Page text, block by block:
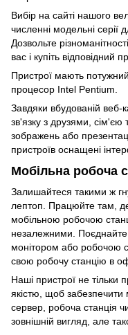
Вибір на сайті нашого
численні модельні серії
Дозвольте
вас і купіть відповідний
Пристрої мають
процесор Intel Pentium.
Завдяки вбудованій
зв'язку з друзями,
зображень або
пристроїв оснащені
Мобільна робоча
Залишайтеся такими ж
лептоп. Працюйте там,
мобільною робочою
незалежними. Поєднайте
монітором або робочою
свою робочу станцію в
Наші пристрої не тільки
якістю, щоб забезпечити
сервер, робоча станція
зовнішній вигляд, але